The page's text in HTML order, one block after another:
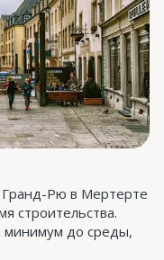
Рю в Мертерте
строительства.
минимум до среды,